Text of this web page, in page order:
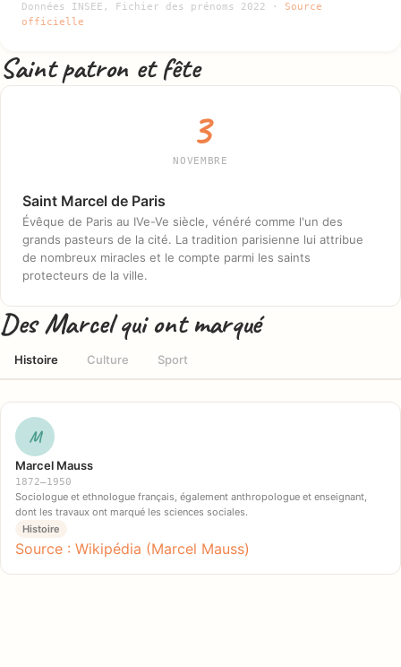
Données INSEE, Fichier des prénoms 2022 · Source
officielle
Saint patron et fête
3
NOVEMBRE
Saint Marcel de Paris
Évêque de Paris au IVe-Ve siècle, vénéré comme l'un des
grands pasteurs de la cité. La tradition parisienne lui attribue
de nombreux miracles et le compte parmi les saints
protecteurs de la ville.
Des Marcel qui ont marqué
Histoire Culture Sport
M
Marcel Mauss
1872–1950
Sociologue et ethnologue français, également anthropologue et enseignant,
dont les travaux ont marqué les sciences sociales.
Histoire
Source : Wikipédia (Marcel Mauss)